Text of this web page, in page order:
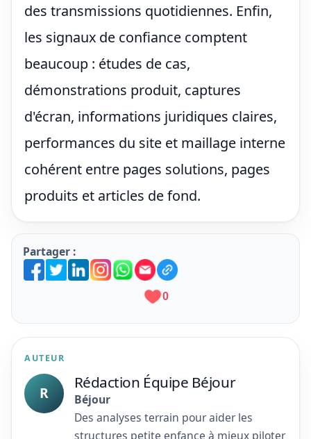
des transmissions quotidiennes. Enfin,
les signaux de confiance comptent
beaucoup : études de cas,
démonstrations produit, captures
d'écran, informations juridiques claires,
performances du site et maillage interne
cohérent entre pages solutions, pages
produits et articles de fond.
Partager :
0
AUTEUR
R
Rédaction Équipe Béjour
Béjour
Des analyses terrain pour aider les
structures petite enfance à mieux piloter